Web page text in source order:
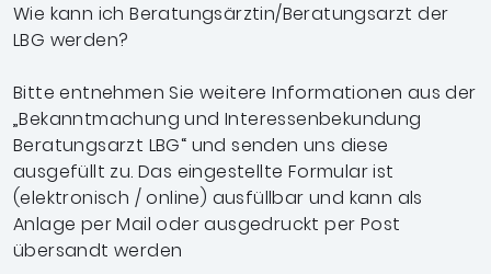
Wie kann ich Beratungsärztin/Beratungsarzt der
LBG werden?
Bitte entnehmen Sie weitere Informationen aus der
„Bekanntmachung und Interessenbekundung
Beratungsarzt LBG“ und senden uns diese
ausgefüllt zu. Das eingestellte Formular ist
(elektronisch / online) ausfüllbar und kann als
Anlage per Mail oder ausgedruckt per Post
übersandt werden